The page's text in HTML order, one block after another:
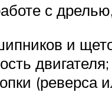
с
и
двигателя;
(реверса